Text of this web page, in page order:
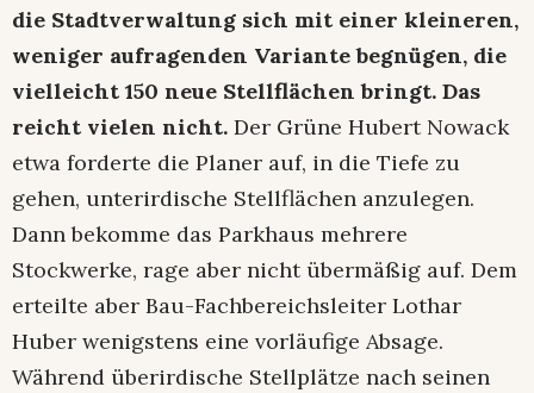
die Stadtverwaltung sich mit einer kleineren,
weniger aufragenden Variante begnügen, die
vielleicht 150 neue Stellflächen bringt. Das
reicht vielen nicht. Der Grüne Hubert Nowack
etwa forderte die Planer auf, in die Tiefe zu
gehen, unterirdische Stellflächen anzulegen.
Dann bekomme das Parkhaus mehrere
Stockwerke, rage aber nicht übermäßig auf. Dem
erteilte aber Bau-Fachbereichsleiter Lothar
Huber wenigstens eine vorläufige Absage.
Während überirdische Stellplätze nach seinen